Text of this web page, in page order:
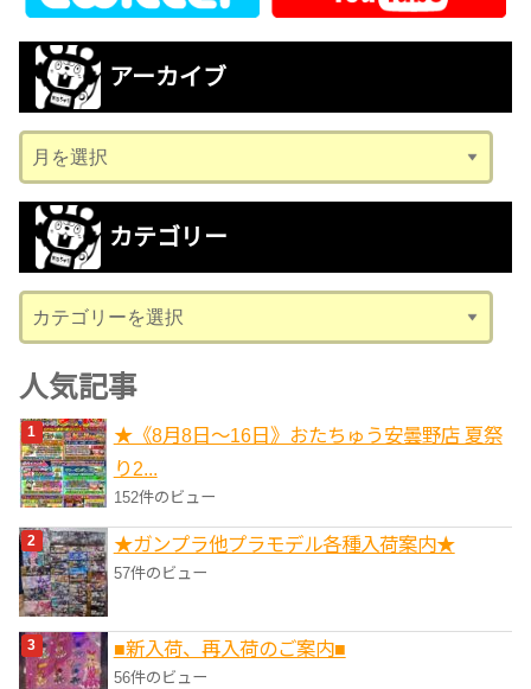
アーカイブ
ー
カ
ブ
カテゴリー
テ
ゴ
リ
ー
人気記事
★《8月8日～16日》おたちゅう安曇野店 夏祭
り2...
152件のビュー
★ガンプラ他プラモデル各種入荷案内★
57件のビュー
■新入荷、再入荷のご案内■
56件のビュー